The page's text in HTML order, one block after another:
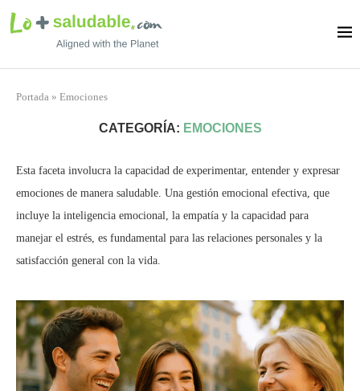
Portada » Emociones
CATEGORÍA: EMOCIONES
Esta faceta involucra la capacidad de experimentar, entender y expresar
emociones de manera saludable. Una gestión emocional efectiva, que
incluye la inteligencia emocional, la empatía y la capacidad para
manejar el estrés, es fundamental para las relaciones personales y la
satisfacción general con la vida.